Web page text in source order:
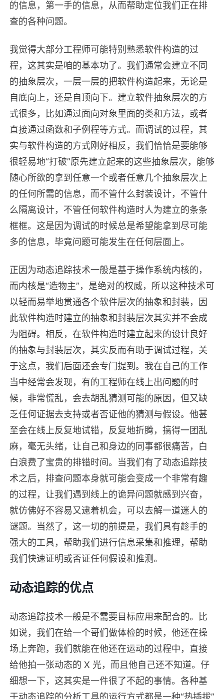
的信息，第一手的信息，从而帮助定位我们正在排
查的各种问题。
我觉得大部分工程师可能特别熟悉软件构造的过
程，这其实是咱的基本功了。我们通常会建立不同
的抽象层次，一层一层的把软件构造起来，无论是
自底向上，还是自顶向下。建立软件抽象层次的方
式很多，比如通过面向对象里面的类和方法，或者
直接通过函数和子例程等方式。而调试的过程，其
实与软件构造的方式刚好相反，我们恰恰是要能够
很轻易地“打破”原先建立起来的这些抽象层次，能够
随心所欲的拿到任意一个或者任意几个抽象层次上
的任何所需的信息，而不管什么封装设计，不管什
么隔离设计，不管任何软件构造时人为建立的条条
框框。这是因为调试的时候总是希望能拿到尽可能
多的信息，毕竟问题可能发生在任何层面上。
正因为动态追踪技术一般是基于操作系统内核的，
而内核是“造物主”，是绝对的权威，所以这种技术可
以轻而易举地贯通各个软件层次的抽象和封装，因
此软件构造时建立的抽象和封装层次其实并不会成
为阻碍。相反，在软件构造时建立起来的设计良好
的抽象与封装层次，其实反而有助于调试过程，关
于这点，我们后面还会专门提到。我在自己的工作
当中经常会发现，有的工程师在线上出问题的时
候，非常慌乱，会去胡乱猜测可能的原因，但又缺
乏任何证据去支持或者否证他的猜测与假设。他甚
至会在线上反复地试错，反复地折腾，搞得一团乱
麻，毫无头绪，让自己和身边的同事都很痛苦，白
白浪费了宝贵的排错时间。当我们有了动态追踪技
术之后，排查问题本身就可能会变成一个非常有趣
的过程，让我们遇到线上的诡异问题就感到兴奋，
就仿佛好不容易又逮着机会，可以去解一道迷人的
谜题。当然了，这一切的前提是，我们具有趁手的
强大的工具，帮助我们进行信息采集和推理，帮助
我们快速证明或否证任何假设和推测。
动态追踪的优点
动态追踪技术一般是不需要目标应用来配合的。比
如说，我们在给一个哥们做体检的时候，他还在操
场上奔跑，我们就能在他还在运动的过程中，直接
给他拍一张动态的 X 光，而且他自己还不知道。仔
细想一下，这其实是一件很了不起的事情。各种基